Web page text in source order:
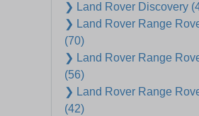
❯ Land Rover Discovery
❯ Land Rover Range
(70)
❯ Land Rover Range
(56)
❯ Land Rover Range
(42)